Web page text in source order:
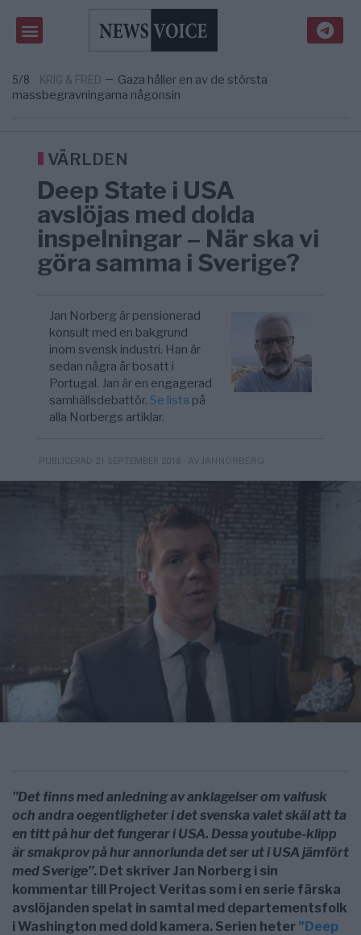
6/8 UNITED STATES
Tucker Carlson: ”It’s Time to Save
America” – Finally
—
Elsa Widding: Risken att dras in i krig borde
5/8 KRIG & FRED — Gaza håller en av de största
massbegravningarna någonsin
om amerikansk påverkan
America” – Finally
VÄRLDEN
Deep State i USA
avslöjas med dolda
inspelningar – När ska vi
göra samma i Sverige?
Jan Norberg är pensionerad
konsult med en bakgrund
inom svensk industri. Han är
sedan några år bosatt i
Portugal. Jan är en engagerad
samhällsdebattör.Se lista på
alla Norbergs artiklar.
PUBLICERAD 21 SEPTEMBER 2018 - AV JAN NORBERG
”Det finns med anledning av anklagelser om valfusk
och andra oegentligheter i det svenska valet skäl att ta
en titt på hur det fungerar i USA. Dessa youtube-klipp
är smakprov på hur annorlunda det ser ut i USA jämfört
med Sverige”. Det skriver Jan Norberg i sin
kommentar till Project Veritas som i en serie färska
avslöjanden spelat in samtal med departementsfolk
i Washington med dold kamera. Serien heter ”Deep